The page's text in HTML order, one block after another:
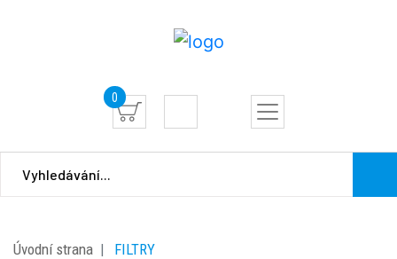
0
Úvodní strana FILTRY